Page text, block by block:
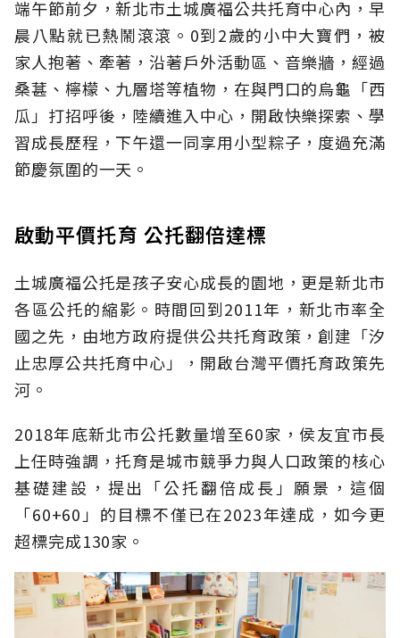
端午節前夕，新北市土城廣福公共托育中心內，早
晨八點就已熱鬧滾滾。0到2歲的小中大寶們，被
家人抱著、牽著，沿著戶外活動區、音樂牆，經過
桑葚、檸檬、九層塔等植物，在與門口的烏龜「西
瓜」打招呼後，陸續進入中心，開啟快樂探索、學
習成長歷程，下午還一同享用小型粽子，度過充滿
節慶氛圍的一天。
啟動平價托育 公托翻倍達標
土城廣福公托是孩子安心成長的園地，更是新北市
各區公托的縮影。時間回到2011年，新北市率全
國之先，由地方政府提供公共托育政策，創建「汐
止忠厚公共托育中心」，開啟台灣平價托育政策先
河。
2018年底新北市公托數量增至60家，侯友宜市長
上任時強調，托育是城市競爭力與人口政策的核心
基礎建設，提出「公托翻倍成長」願景，這個
「60+60」的目標不僅已在2023年達成，如今更
超標完成130家。